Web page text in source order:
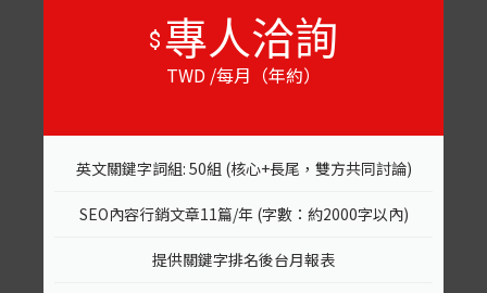
$ 專人洽詢
TWD /每月（年約）
英文關鍵字詞組: 50組 (核心+長尾，雙方共同討論)
SEO內容行銷文章11篇/年 (字數：約2000字以內)
提供關鍵字排名後台月報表